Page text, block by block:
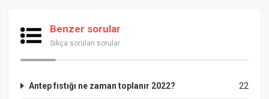
Benzer sorular
Sıkça sorulan sorular
22
Antep fıstığı ne zaman toplanır 2022?